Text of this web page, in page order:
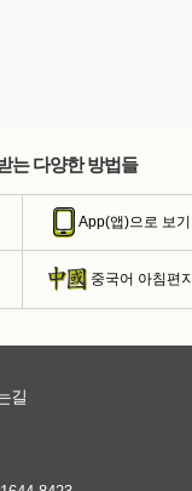
는 다양한 방법들
App(앱)으로 보기
중국어 아침편지
길